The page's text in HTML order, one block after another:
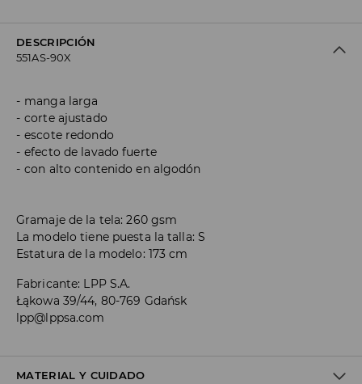
DESCRIPCIÓN
551AS-90X
manga larga
corte ajustado
escote redondo
efecto de lavado fuerte
con alto contenido en algodón
Gramaje de la tela: 260 gsm
La modelo tiene puesta la talla: S
Estatura de la modelo: 173 cm
Fabricante: LPP S.A.
Łąkowa 39/44, 80-769 Gdańsk
lpp@lppsa.com
MATERIAL Y CUIDADO